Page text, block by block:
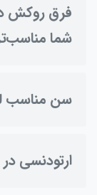
فرق روکش
شما
سن مناسب
ارتودنسی در